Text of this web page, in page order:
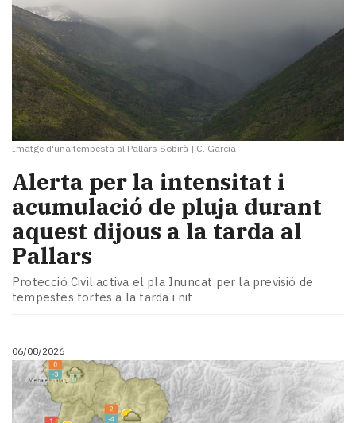
del
Pallars
Contingut
patrocinat
Lo
més
llegit...
Editorial
Imatge d'una tempesta al Pallars Sobirà | C. Garcia
Alerta per la intensitat i
acumulació de pluja durant
aquest dijous a la tarda al
Pallars
Protecció Civil activa el pla Inuncat per la previsió de
tempestes fortes a la tarda i nit
06/08/2026